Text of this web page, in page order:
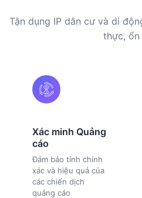
Tận dụng IP dân cư và di
thực, ổn
Xác minh Quảng
cáo
Đảm bảo tính chính
xác và hiệu quả của
các chiến dịch
quảng cáo